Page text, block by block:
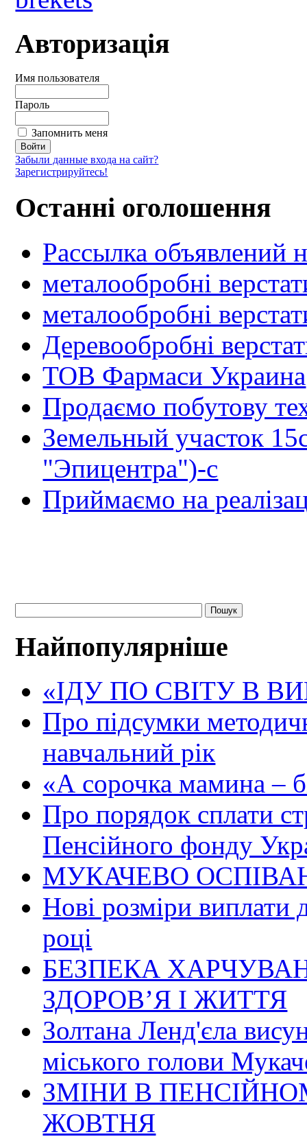
Авторизація
Имя пользователя
Пароль
Запомнить меня
Забыли данные входа на сайт?
Зарегистрируйтесь!
Останні оголошення
Рассылка объявлений
металообробні
металообробні
Деревообробні
ТОВ Фармаси Украина
Продаємо побутову
Земельный участок
"Эпицентра")-с
Приймаємо на
Найпопулярніше
«ІДУ ПО СВІТУ В
Про підсумки
навчальний рік
«А сорочка мамина –
Про порядок сплати
Пенсійного фонду
МУКАЧЕВО
Нові розміри виплати
році
БЕЗПЕКА
ЗДОРОВ’Я І ЖИТТЯ
Золтана Ленд'єла
міського голови
ЗМІНИ В
ЖОВТНЯ